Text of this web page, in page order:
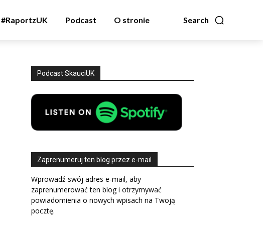
Search
#RaportzUK Podcast O stronie
Podcast SkauciUK
Zaprenumeruj ten blog przez e-mail
Wprowadź swój adres e-mail, aby
zaprenumerować ten blog i otrzymywać
powiadomienia o nowych wpisach na Twoją
pocztę.